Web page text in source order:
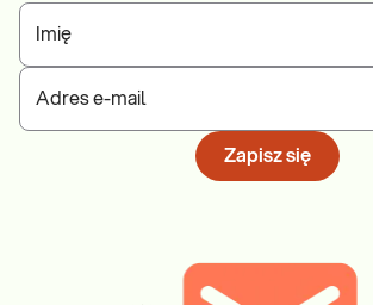
Imię
Adres e-mail
Zapisz się